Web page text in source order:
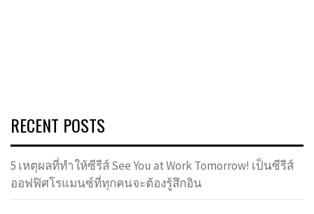
RECENT POSTS
5 เหตุผลที่ทำให้ซีรีส์ See You at Work Tomorrow! เป็นซีรีส์
ออฟฟิศโรแมนซ์ที่ทุกคนจะต้องรู้สึกอิน